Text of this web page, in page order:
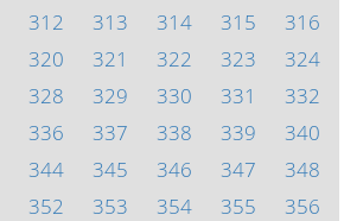
312 313 314 315
316
320 321 322 323
324
328 329 330 331
332
336 337 338 339
340
344 345 346 347
348
352 353 354 355 356